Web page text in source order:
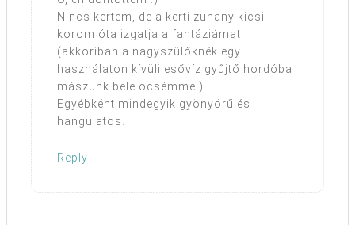
Nincs kertem, de a kerti zuhany kicsi
korom óta izgatja a fantáziámat
(akkoriban a nagyszülőknék egy
használaton kívüli esővíz gyűjtő hordóba
mászunk bele öcsémmel)
Egyébként mindegyik gyönyörű és
hangulatos.
Reply